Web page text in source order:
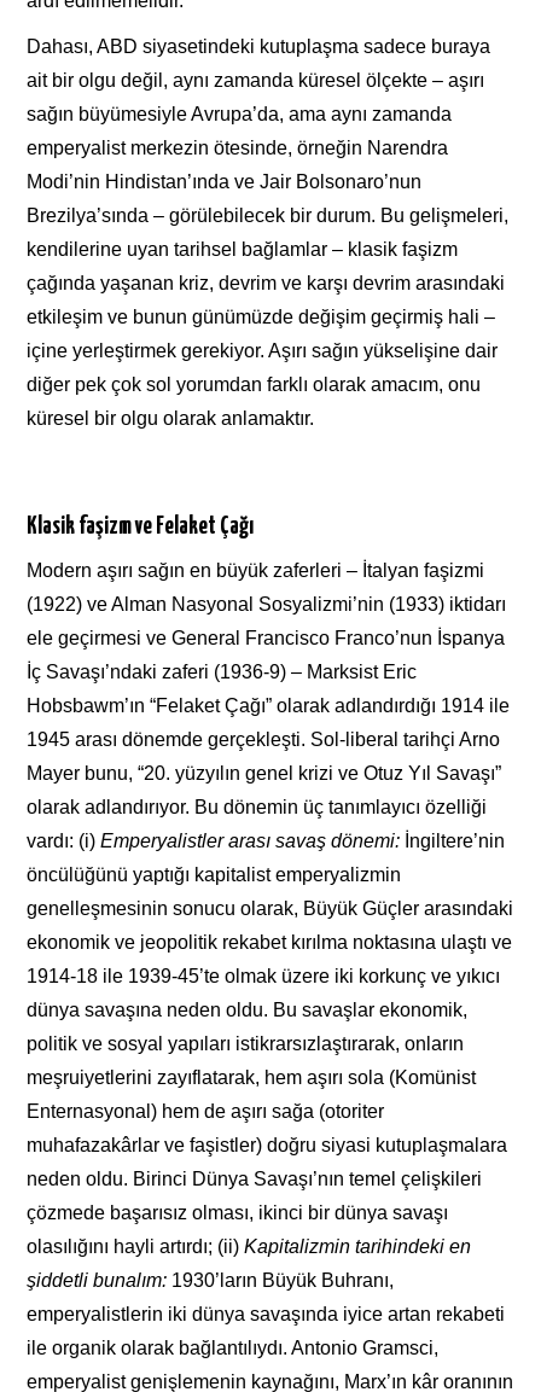
Dahası, ABD siyasetindeki kutuplaşma sadece buraya
ait bir olgu değil, aynı zamanda küresel ölçekte – aşırı
sağın büyümesiyle Avrupa’da, ama aynı zamanda
emperyalist merkezin ötesinde, örneğin Narendra
Modi’nin Hindistan’ında ve Jair Bolsonaro’nun
Brezilya’sında – görülebilecek bir durum. Bu gelişmeleri,
kendilerine uyan tarihsel bağlamlar – klasik faşizm
çağında yaşanan kriz, devrim ve karşı devrim arasındaki
etkileşim ve bunun günümüzde değişim geçirmiş hali –
içine yerleştirmek gerekiyor. Aşırı sağın yükselişine dair
diğer pek çok sol yorumdan farklı olarak amacım, onu
küresel bir olgu olarak anlamaktır.
Klasik faşizm ve Felaket Çağı
Modern aşırı sağın en büyük zaferleri – İtalyan faşizmi
(1922) ve Alman Nasyonal Sosyalizmi’nin (1933) iktidarı
ele geçirmesi ve General Francisco Franco’nun İspanya
İç Savaşı’ndaki zaferi (1936-9) – Marksist Eric
Hobsbawm’ın “Felaket Çağı” olarak adlandırdığı 1914 ile
1945 arası dönemde gerçekleşti. Sol-liberal tarihçi Arno
Mayer bunu, “20. yüzyılın genel krizi ve Otuz Yıl Savaşı”
olarak adlandırıyor. Bu dönemin üç tanımlayıcı özelliği
vardı: (i)Emperyalistler arası savaş dönemi: İngiltere’nin
öncülüğünü yaptığı kapitalist emperyalizmin
genelleşmesinin sonucu olarak, Büyük Güçler arasındaki
ekonomik ve jeopolitik rekabet kırılma noktasına ulaştı ve
1914-18 ile 1939-45’te olmak üzere iki korkunç ve yıkıcı
dünya savaşına neden oldu. Bu savaşlar ekonomik,
politik ve sosyal yapıları istikrarsızlaştırarak, onların
meşruiyetlerini zayıflatarak, hem aşırı sola (Komünist
Enternasyonal) hem de aşırı sağa (otoriter
muhafazakârlar ve faşistler) doğru siyasi kutuplaşmalara
neden oldu. Birinci Dünya Savaşı’nın temel çelişkileri
çözmede başarısız olması, ikinci bir dünya savaşı
olasılığını hayli artırdı; (ii)Kapitalizmin tarihindeki en
şiddetli bunalım: 1930’ların Büyük Buhranı,
emperyalistlerin iki dünya savaşında iyice artan rekabeti
ile organik olarak bağlantılıydı. Antonio Gramsci,
emperyalist genişlemenin kaynağını, Marx’ın kâr oranının